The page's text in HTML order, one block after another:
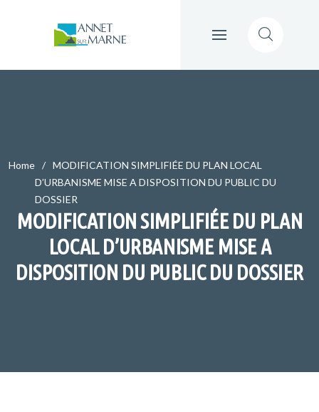
Home
MODIFICATION SIMPLIFIÉE DU PLAN LOCAL
D’URBANISME MISE A DISPOSITION DU PUBLIC DU
DOSSIER
MODIFICATION SIMPLIFIÉE DU PLAN
LOCAL D’URBANISME MISE A
DISPOSITION DU PUBLIC DU DOSSIER